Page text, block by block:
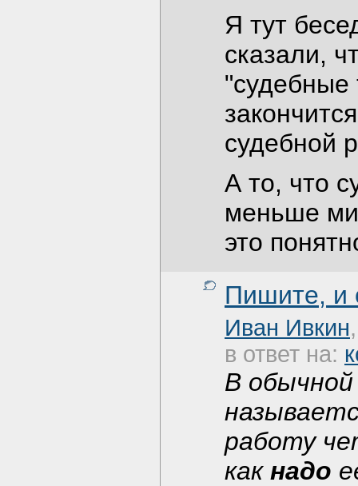
Я тут
сказали,
"судебные
судебной
А то, что
меньше
это
Пишите, и
Иван Ивкин
в ответ на:
В
работу
как надо